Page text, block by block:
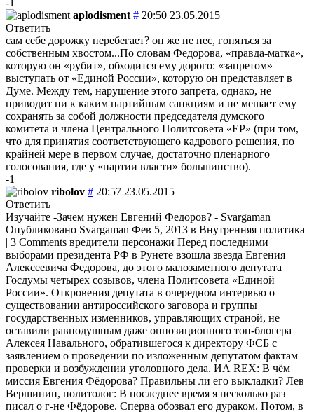
aplodisment # 20:50 23.05.2015
Ответить
сам себе дорожку перебегает? он же не пес, гоняться за
собственным хвостом...По словам Федорова, «правда-матка»,
которую он «рубит», обходится ему дорого: «запретом»
выступать от «Единой России», которую он представляет в
Думе. Между тем, нарушение этого запрета, однако, не
приводит ни к каким партийным санкциям и не мешает ему
сохранять за собой должности председателя думского
комитета и члена Центрального Политсовета «ЕР» (при том,
что для принятия соответствующего кадрового решения, по
крайней мере в первом случае, достаточно пленарного
голосования, где у «партии власти» большинство).
-1
ribolov # 20:57 23.05.2015
Ответить
Изучайте -Зачем нужен Евгений Федоров? - Svargaman
Опубликовано Svargaman Фев 5, 2013 в Внутренняя политика
| 3 Comments вредители персонажи Перед последними
выборами президента РФ в Рунете взошла звезда Евгения
Алексеевича Федорова, до этого малозаметного депутата
Госдумы четырех созывов, члена Политсовета «Единой
России». Откровения депутата в очередном интервью о
существовании антироссийского заговора и группы
государственных изменников, управляющих страной, не
оставили равнодушным даже оппозиционного топ-блогера
Алексея Навального, обратившегося к директору ФСБ с
заявлением о проведении по изложенным депутатом фактам
проверки и возбуждении уголовного дела. ИА REX: В чём
миссия Евгения Фёдорова? Правильны ли его выкладки? Лев
Вершинин, политолог: В последнее время я несколько раз
писал о г-не Фёдорове. Сперва обозвал его дураком. Потом, в